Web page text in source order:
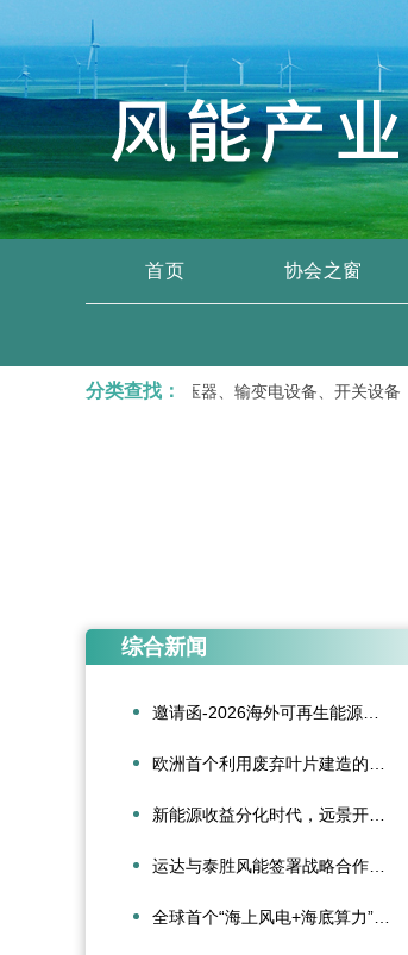
首页 协会之窗
分类查找：
输、维修服务 | 变压器、输变电设备、开关设备 |
综合新闻